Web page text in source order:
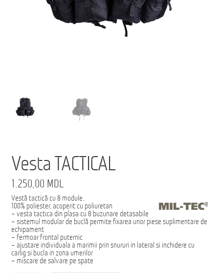
Ford Transit M2: Autobuz Școlar
MS AMBULANCE MODEL MX
Tehnica Poliție
Termeni
Домашняя страница
Vesta TACTICAL
1.250,00 MDL
Vestă tactică cu 8 module.
100% poliester, acoperit cu poliuretan
– vesta tactica din plasa cu 8 buzunare detasabile
– sistemul modular de buclă permite fixarea unor piese suplimentare de
echipament
– fermoar frontal puternic
– ajustare individuala a marimii prin snururi in lateral si inchidere cu
carlig si bucla in zona umerilor
– miscare de salvare pe spate